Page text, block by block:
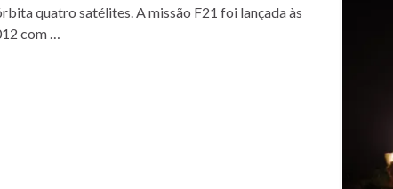
quatro satélites. A missão F21 foi lançada às
com …